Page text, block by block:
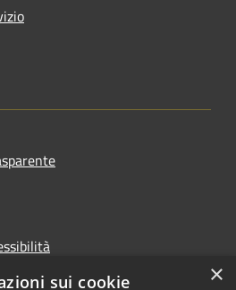
×
sui cookie